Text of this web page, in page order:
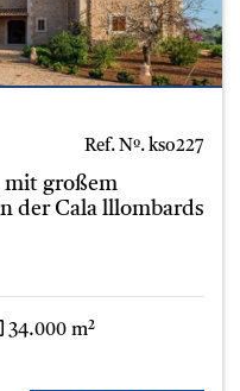
Ref. Nº. kso227
mit großem
der Cala lllombards
34.000 m²